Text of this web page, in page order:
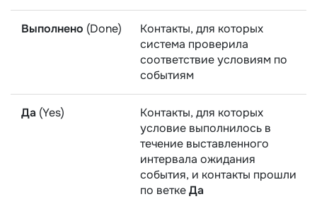
Выполнено (Done)
Контакты, для которых
система проверила
соответствие условиям по
событиям
Да (Yes)
Контакты, для которых
условие выполнилось в
течение выставленного
интервала ожидания
события, и контакты прошли
по веткеДа